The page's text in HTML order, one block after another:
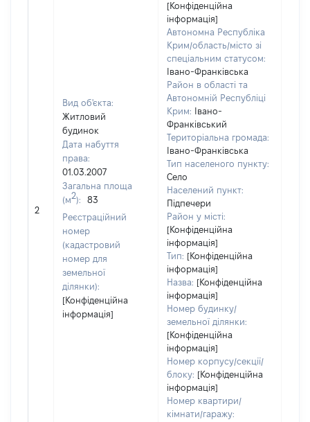
2
Вид об'єкта:
Житловий
будинок
Дата набуття
права:
01.03.2007
Загальна площа
(м2):
83
Реєстраційний
номер
(кадастровий
номер для
земельної
ділянки):
[Конфіденційна
інформація]
[Конфіденційна
інформація]
Автономна Республіка
Крим/область/місто зі
спеціальним статусом:
Івано-Франківська
Район в області та
Автономній Республіці
Крим:
Івано-
Франківський
Територіальна громада:
Івано-Франківська
Тип населеного пункту:
Село
Населений пункт:
Підпечери
Район у місті:
[Конфіденційна
інформація]
Тип: [Конфіденційна
інформація]
Назва: [Конфіденційна
інформація]
Номер будинку/
земельної ділянки:
[Конфіденційна
інформація]
Номер корпусу/секції/
блоку: [Конфіденційна
інформація]
Номер квартири/
кімнати/гаражу: